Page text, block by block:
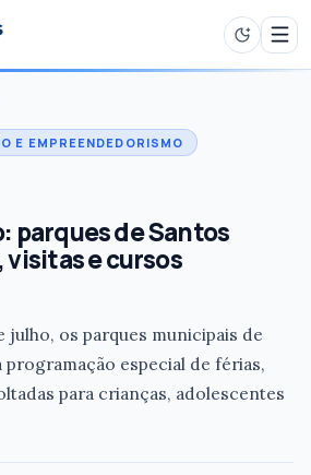
E EMPREENDEDORISMO
parques de Santos
e cursos
julho, os parques municipais de
programação especial de férias,
para crianças, adolescentes